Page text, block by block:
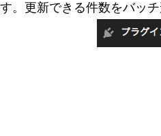
す。更新できる件数をバッチ